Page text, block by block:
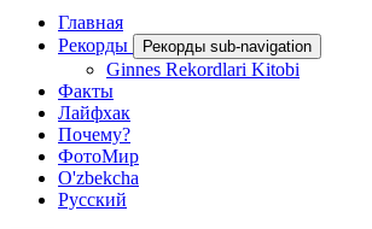
Главная
Рекорды
Рекорды sub-navigation
Ginnes Rekordlari Kitobi
Факты
Лайфхак
Почему?
ФотоМир
O'zbekcha
Русский